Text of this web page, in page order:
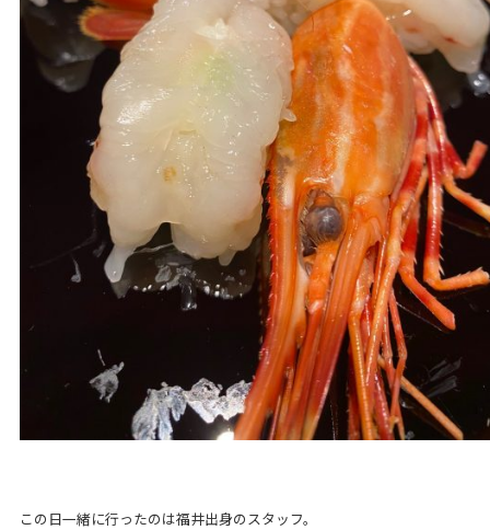
この日一緒に行ったのは福井出身のスタッフ。